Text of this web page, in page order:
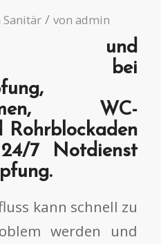
Sanitär / vonadmin
und
bei
WC-
Rohrblockaden
7 Notdienst
kann schnell zu
werden und